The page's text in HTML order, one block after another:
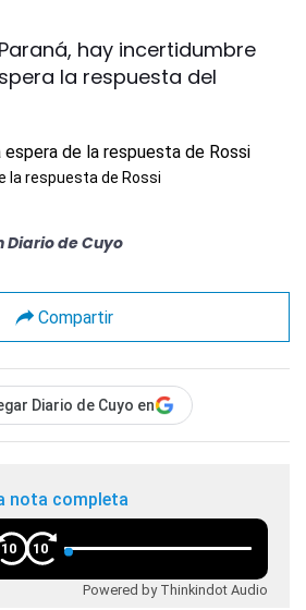
hay incertidumbre
la respuesta del
la respuesta de Rossi
Diario de Cuyo
Compartir
Diario de Cuyo en
nota completa
10 10
Powered by Thinkindot Audio